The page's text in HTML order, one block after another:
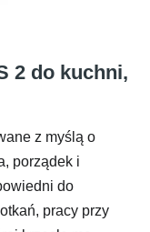
2 do kuchni,
z myślą o
porządek i
do
pracy przy